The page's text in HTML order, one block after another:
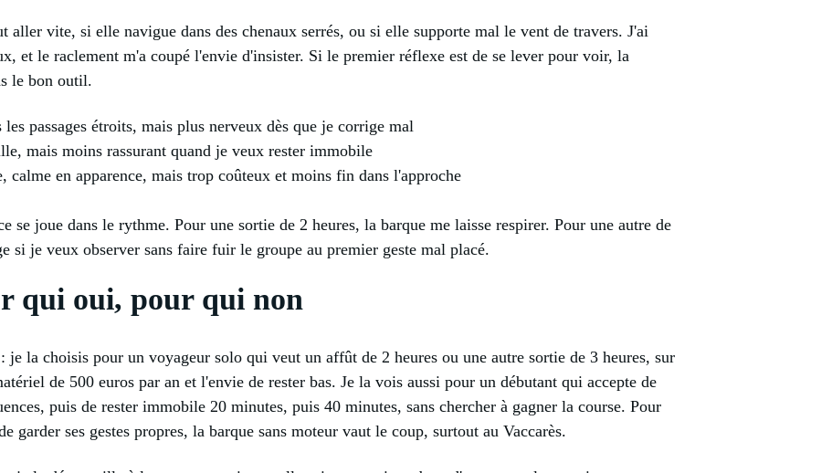
aller vite, si elle navigue dans des chenaux serrés, ou si elle supporte mal le vent de travers. J'ai
et le raclement m'a coupé l'envie d'insister. Si le premier réflexe est de se lever pour voir, la
le bon outil.
passages étroits, mais plus nerveux dès que je corrige mal
mais moins rassurant quand je veux rester immobile
calme en apparence, mais trop coûteux et moins fin dans l'approche
se joue dans le rythme. Pour une sortie de 2 heures, la barque me laisse respirer. Pour une autre de
si je veux observer sans faire fuir le groupe au premier geste mal placé.
qui oui, pour qui non
la choisis pour un voyageur solo qui veut un affût de 2 heures ou une autre sortie de 3 heures, sur
de 500 euros par an et l'envie de rester bas. Je la vois aussi pour un débutant qui accepte de
puis de rester immobile 20 minutes, puis 40 minutes, sans chercher à gagner la course. Pour
garder ses gestes propres, la barque sans moteur vaut le coup, surtout au Vaccarès.